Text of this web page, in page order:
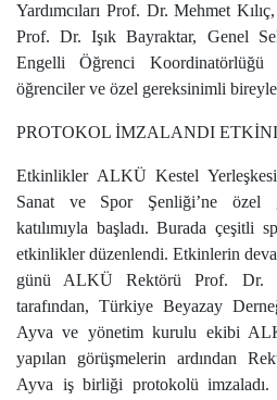
Yardımcıları Prof. Dr. Mehmet
Prof. Dr. Işık Bayraktar, Genel
Engelli Öğrenci Koordinatörlüğü
öğrenciler ve özel gereksinimli
PROTOKOL İMZALANDI
Etkinlikler ALKÜ Kestel
Sanat ve Spor Şenliği’ne özel
katılımıyla başladı. Burada çeşitli
etkinlikler düzenlendi. Etkinlerin
günü ALKÜ Rektörü Prof. Dr.
tarafından, Türkiye Beyazay
Ayva ve yönetim kurulu ekibi
yapılan görüşmelerin ardından
Ayva iş birliği protokolü imzaladı.